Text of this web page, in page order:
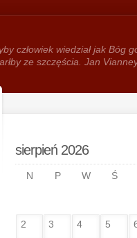
człowiek wie­dział jak Bóg
ze szczęścia. Jan
sierpień 2026
N P W Ś
2 3 4 5